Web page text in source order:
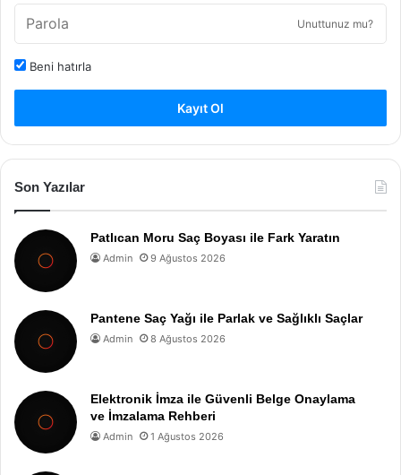
Unuttunuz mu?
Beni hatırla
Kayıt Ol
Son Yazılar
Patlıcan Moru Saç Boyası ile Fark Yaratın
Admin 9 Ağustos 2026
Pantene Saç Yağı ile Parlak ve Sağlıklı Saçlar
Admin 8 Ağustos 2026
Elektronik İmza ile Güvenli Belge Onaylama
ve İmzalama Rehberi
Admin 1 Ağustos 2026